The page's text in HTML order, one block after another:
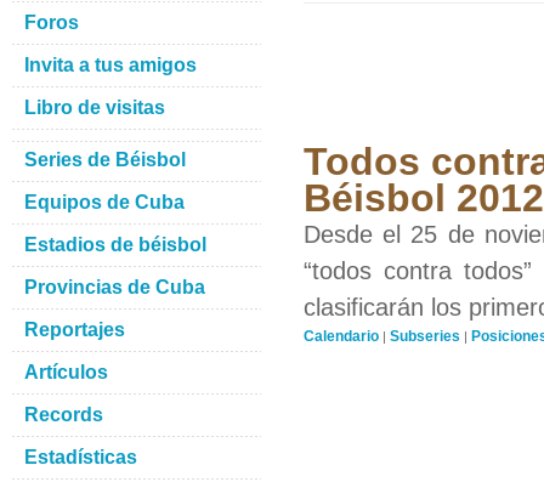
Todos
Béisbol
Desde el 25 de
“todos contra
clasificarán los
Calendario | Subseries |
Foros
Invita a tus amigos
Libro de visitas
Series de Béisbol
Equipos de Cuba
Estadios de béisbol
Provincias de Cuba
Reportajes
Artículos
Records
Estadísticas